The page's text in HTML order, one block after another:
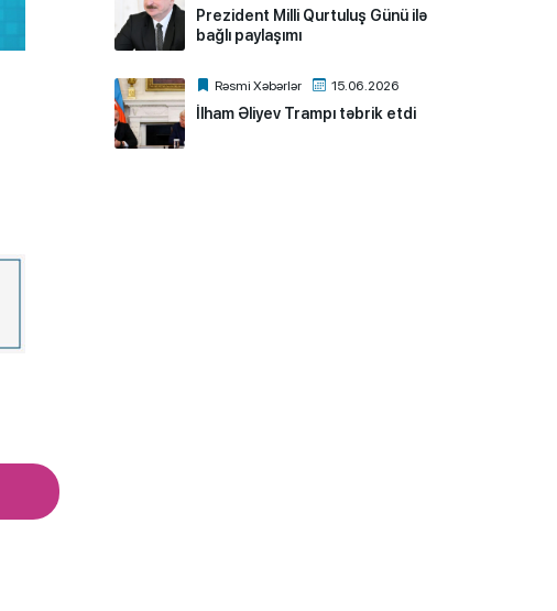
Prezident Milli Qurtuluş Günü ilə
bağlı paylaşımı
Rəsmi Xəbərlər 15.06.2026
İlham Əliyev Trampı təbrik etdi